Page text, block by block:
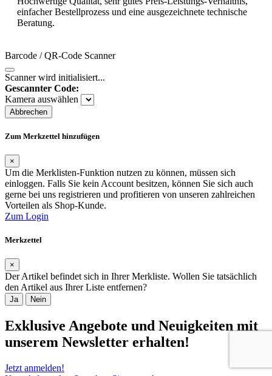
einfacher Bestellprozess und eine ausgezeichnete technische
Beratung.
Barcode / QR-Code Scanner
Scanner wird initialisiert...
Gescannter Code:
Kamera auswählen
Abbrechen
Zum Merkzettel hinzufügen
×
Um die Merklisten-Funktion nutzen zu können, müssen sich
einloggen. Falls Sie kein Account besitzen, können Sie sich auch
gerne bei uns registrieren und profitieren von unseren zahlreichen
Vorteilen als Shop-Kunde.
Zum Login
Merkzettel
×
Der Artikel befindet sich in Ihrer Merkliste. Wollen Sie tatsächlich
den Artikel aus Ihrer Liste entfernen?
Ja Nein
Exklusive Angebote und Neuigkeiten mit
unserem Newsletter erhalten!
Jetzt anmelden!